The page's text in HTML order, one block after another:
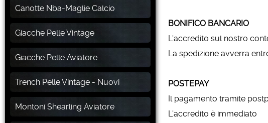
Canotte Nba-Maglie Calcio
Giacche Pelle Vintage
Giacche Pelle Aviatore
Trench Pelle Vintage - Nuovi
Montoni Shearling Aviatore
BONIFICO BANCARIO
L'accredito sul nostro
La spedizione avverra
POSTEPAY
Il pagamento tramite
L'accredito è immediato